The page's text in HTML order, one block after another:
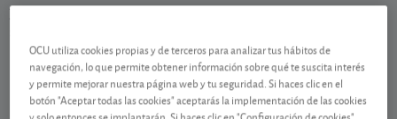
El americano Monsanto retira su oferta sobre el grupo
Contenido reservado a SOCIOS
OCU utiliza cookies propias y de terceros para analizar tus hábitos de
navegación, lo que permite obtener información sobre qué te suscita interés
y permite mejorar nuestra página web y tu seguridad. Si haces clic en el
botón "Aceptar todas las cookies" aceptarás la implementación de las cookies